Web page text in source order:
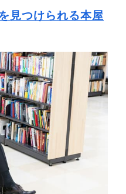
見つけられる本屋